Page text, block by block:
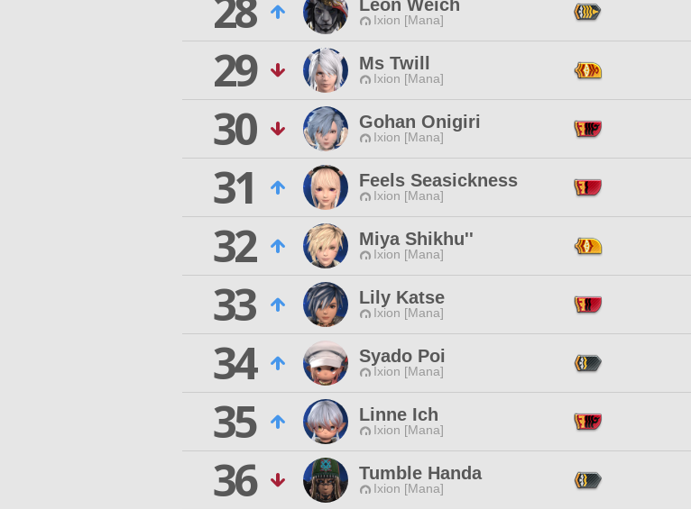
Leon Weich
Ixion [Mana]
29
Ms Twill
Ixion [Mana]
30
Gohan Onigiri
Ixion [Mana]
31
Feels Seasickness
Ixion [Mana]
32
Miya Shikhu''
Ixion [Mana]
33
Lily Katse
Ixion [Mana]
34
Syado Poi
Ixion [Mana]
35
Linne Ich
Ixion [Mana]
36
Tumble Handa
Ixion [Mana]